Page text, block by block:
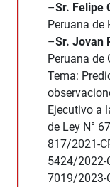
–Sr. Felipe
Peruana de
–Sr. Jovan
Peruana de
Tema:
Ejecutivo a
de Ley N°
817/2021-
5424/2022-
7019/2023-